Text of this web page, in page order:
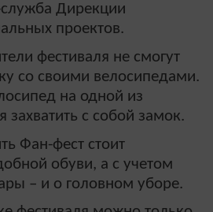
Дирекции
проектов.
фестиваля не смогут
со своими велосипедами.
на одной из
захватить с собой замок.
Фан-фест стоит
обуви, а с учетом
– и о головном уборе.